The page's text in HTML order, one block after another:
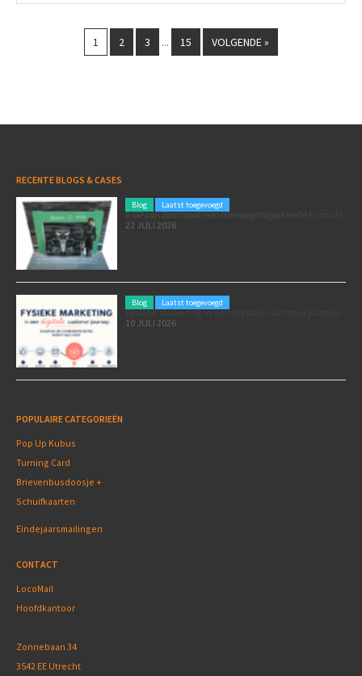
1 2 3 ... 15 VOLGENDE »
RECENTE BLOGS & CASES
Blog Laatst toegevoegd
Poleposition voor je marketing: zó zet je de Formule 1 GP van Zandvoort in als marketingmoment
22 JULI 2026
Blog Laatst toegevoegd
Fysieke marketing in een digitale customer journey
10 JULI 2026
POPULAIRE CATEGORIEËN
Pop Up Kubus
Turning Card
Brievenbusdoosje +
Schuifkaarten
Eindejaarsmailingen
CONTACT
LocoMail
Hoofdkantoor
Zonnebaan 34
3542 EE Utrecht